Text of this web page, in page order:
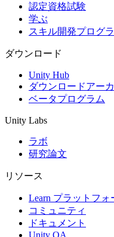
XR ゲーム
XR ゲームを複数プラッ
マルチプレイヤーゲーム
マルチプレイヤーゲーム
認定資格試験
学ぶ
スキル開発プログ
ダウンロード
Unity Hub
ダウンロードアー
ベータプログラム
Unity Labs
ラボ
研究論文
リソース
Learn プラットフォ
コミュニティ
ドキュメント